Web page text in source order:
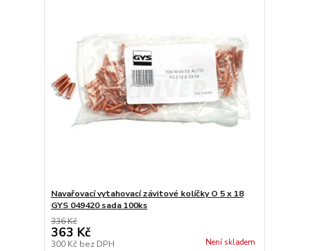
Navařovací vytahovací závitové kolíčky O 5 x 18
GYS 049420 sada 100ks
336 Kč
363 Kč
300 Kč bez DPH Není skladem